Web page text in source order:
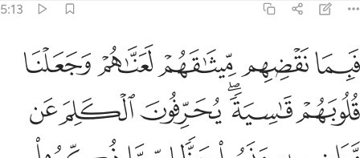
5:13
فبما نقضهم ميثاقهم لعناهم وجعلنا قلوبهم قاسية يحرفون الكلم عن
فَبِمَا نَقْضِهِم مِّيثَـٰقَهُمْ لَعَنَّـٰهُمْ وَجَعَلْنَا قُلُوبَهُمْ قَـٰسِيَةًۭ
ﲕﲖﲗﲘﲙ
ﲚﲛﲜﲝﲞﲟ